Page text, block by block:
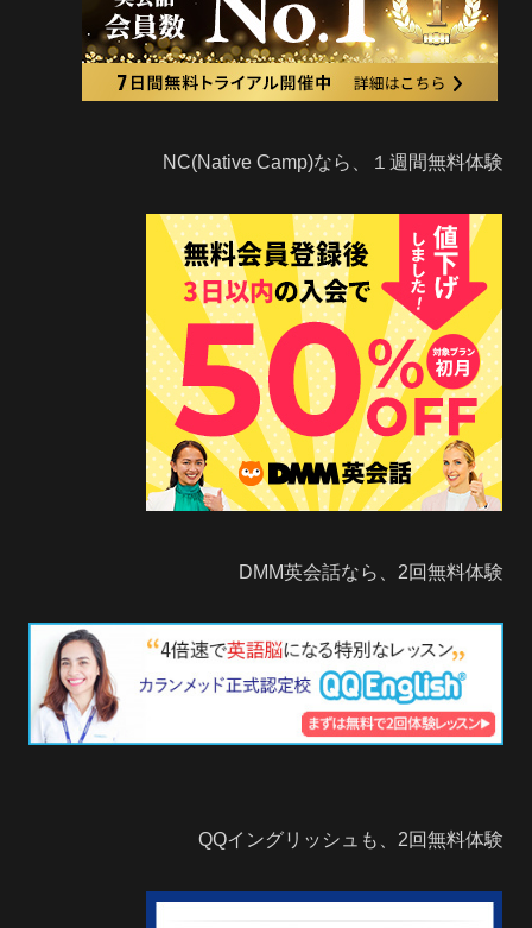
NC(Native Camp)なら、１週間無料体験
DMM英会話なら、2回無料体験
QQイングリッシュも、2回無料体験